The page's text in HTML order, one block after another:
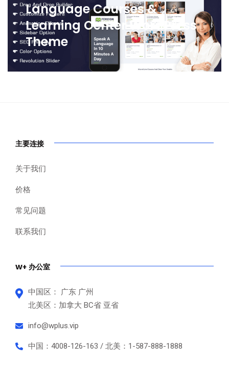
Language Courses &
Learning Center WordPress
Theme
主要连接
关于我们
价格
常见问题
联系我们
W+ 办公室
中国区： 广东 广州
北美区：加拿大 BC省 亚省
info@wplus.vip
中国：4008-126-163 / 北美：1-587-888-1888